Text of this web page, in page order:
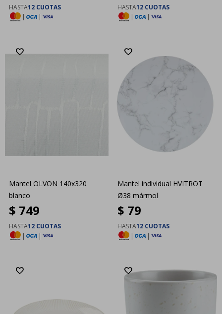
HASTA12 CUOTAS
|
|
HASTA12 CUOTAS
|
|
Mantel OLVON 140x320
blanco
$ 749
HASTA12 CUOTAS
|
|
Mantel individual HVITROT
Ø38 mármol
$ 79
HASTA12 CUOTAS
|
|